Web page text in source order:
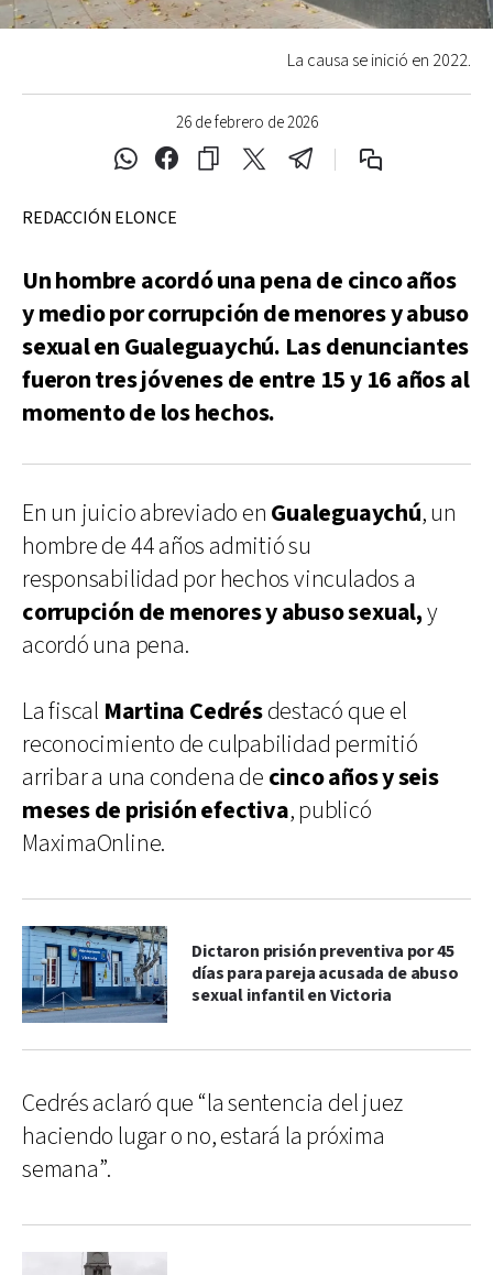
26 de febrero de 2026
La causa se inició en 2022.
REDACCIÓN ELONCE
Un hombre acordó una pena de cinco años
y medio por corrupción de menores y abuso
sexual en Gualeguaychú. Las denunciantes
fueron tres jóvenes de entre 15 y 16 años al
momento de los hechos.
En un juicio abreviado en Gualeguaychú, un
hombre de 44 años admitió su
responsabilidad por hechos vinculados a
corrupción de menores y abuso sexual,y
acordó una pena.
La fiscal Martina Cedrésdestacó que el
reconocimiento de culpabilidad permitió
arribar a una condena de cinco años y seis
meses de prisión efectiva, publicó
MaximaOnline.
Dictaron prisión preventiva por 45
días para pareja acusada de abuso
sexual infantil en Victoria
Cedrés aclaró que “la sentencia del juez
haciendo lugar o no, estará la próxima
semana”.